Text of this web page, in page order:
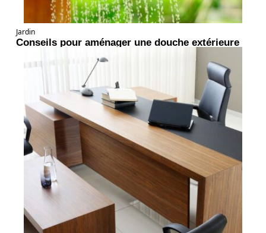
Jardin
Conseils pour aménager une douche extérieure